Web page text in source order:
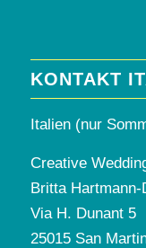
KONTAKT
Italien (nur
Creative
Britta Hartmann-
Via H. Dunant 5
25015 San